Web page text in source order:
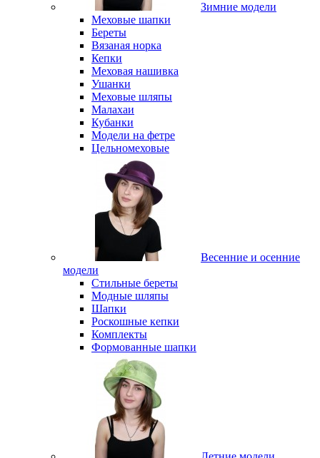
Зимние модели
Меховые шапки
Береты
Вязаная норка
Кепки
Меховая нашивка
Ушанки
Меховые шляпы
Малахаи
Кубанки
Модели на фетре
Цельномеховые
Весенние и осенние
модели
Стильные береты
Модные шляпы
Шапки
Роскошные кепки
Комплекты
Формованные шапки